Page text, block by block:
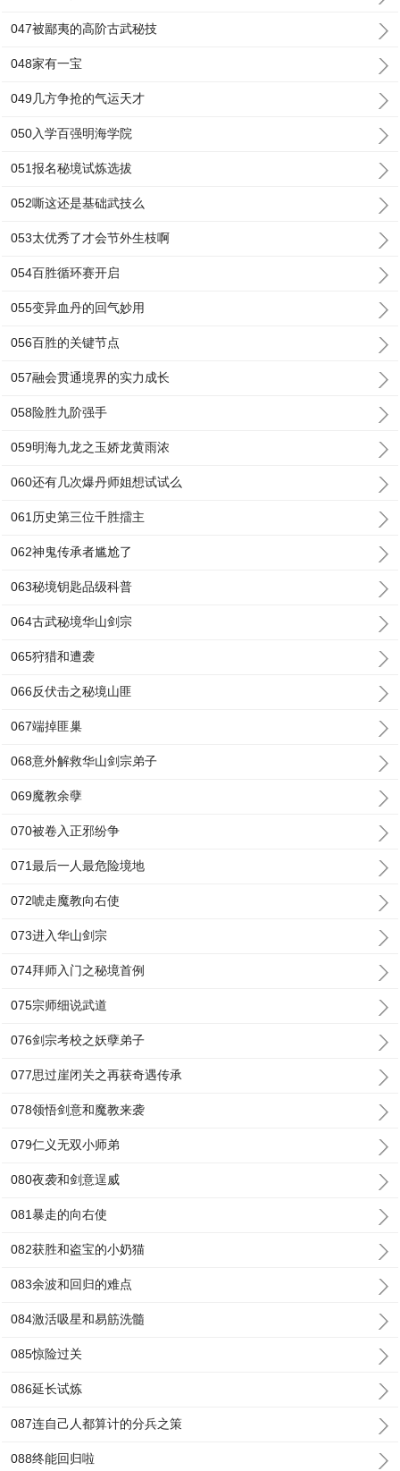
047被鄙夷的高阶古武秘技
048家有一宝
049几方争抢的气运天才
050入学百强明海学院
051报名秘境试炼选拔
052嘶这还是基础武技么
053太优秀了才会节外生枝啊
054百胜循环赛开启
055变异血丹的回气妙用
056百胜的关键节点
057融会贯通境界的实力成长
058险胜九阶强手
059明海九龙之玉娇龙黄雨浓
060还有几次爆丹师姐想试试么
061历史第三位千胜擂主
062神鬼传承者尴尬了
063秘境钥匙品级科普
064古武秘境华山剑宗
065狩猎和遭袭
066反伏击之秘境山匪
067端掉匪巢
068意外解救华山剑宗弟子
069魔教余孽
070被卷入正邪纷争
071最后一人最危险境地
072唬走魔教向右使
073进入华山剑宗
074拜师入门之秘境首例
075宗师细说武道
076剑宗考校之妖孽弟子
077思过崖闭关之再获奇遇传承
078领悟剑意和魔教来袭
079仁义无双小师弟
080夜袭和剑意逞威
081暴走的向右使
082获胜和盗宝的小奶猫
083余波和回归的难点
084激活吸星和易筋洗髓
085惊险过关
086延长试炼
087连自己人都算计的分兵之策
088终能回归啦